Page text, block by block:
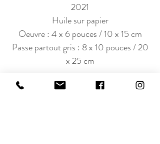
2021
Huile sur papier
Oeuvre : 4 x 6 pouces / 10 x 15 cm
Passe partout gris : 8 x 10 pouces / 20
x 25 cm